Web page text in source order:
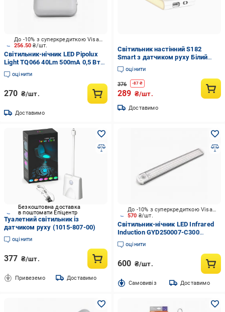
256.50₴/шт.
До -10% з суперкредиткою Visa Вигода
Світильник-нічник LED Pipolux
Light TQ066 40Lm 500mA 0,5 Вт
білий
оцінити
270 ₴/шт.
Доставимо
Світильник настінний S182
Smart з датчиком руху Білий
(35048426)
оцінити
376 -87 ₴
289 ₴/шт.
Доставимо
Безкоштовна доставка
в поштомати Епіцентр
Туалетний світильник із
датчиком руху (1015-807-00)
оцінити
377 ₴/шт.
Привеземо Доставимо
570 ₴/шт.
До -10% з суперкредиткою Visa Вигода
Світильник-нічник LED Infrared
Induction GYD250007-C300
1500mAh 200Lm ССТ 2 Вт білий
оцінити
600 ₴/шт.
Cамовивіз Доставимо